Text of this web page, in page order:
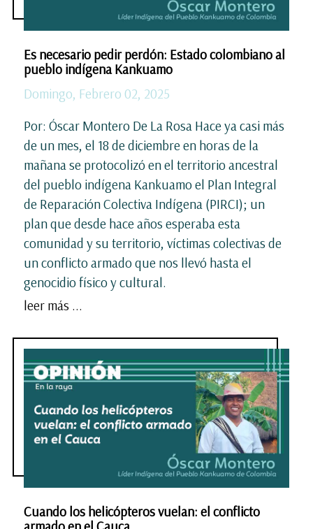
Es necesario pedir perdón: Estado colombiano al
pueblo indígena Kankuamo
Domingo, Febrero 02, 2025
Por: Óscar Montero De La Rosa Hace ya casi más
de un mes, el 18 de diciembre en horas de la
mañana se protocolizó en el territorio ancestral
del pueblo indígena Kankuamo el Plan Integral
de Reparación Colectiva Indígena (PIRCI); un
plan que desde hace años esperaba esta
comunidad y su territorio, víctimas colectivas de
un conflicto armado que nos llevó hasta el
genocidio físico y cultural.
leer más ...
Cuando los helicópteros vuelan: el conflicto